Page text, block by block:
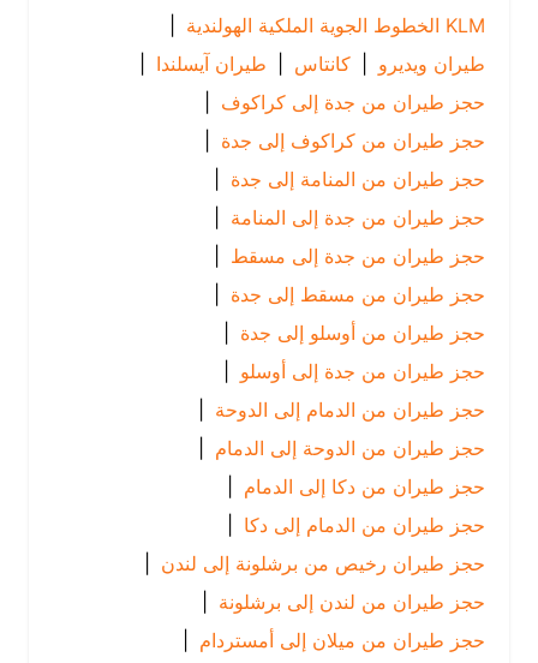
|
طيران ويديرو
| كانتاس | طيران آيسلندا |
حجز طيران من جدة إلى كراكوف |
حجز طيران من كراكوف إلى جدة
حجز طيران من المنامة إلى جدة
حجز طيران من جدة إلى المنامة |
حجز طيران من جدة إلى مسقط |
حجز طيران من مسقط إلى جدة
حجز طيران من أوسلو إلى جدة
حجز طيران من جدة إلى أوسلو
|
حجز طيران من الدمام إلى الدوحة |
حجز طيران من الدوحة إلى الدمام
|
حجز طيران من دكا إلى الدمام
|
حجز طيران من الدمام إلى دكا |
حجز طيران رخيص من برشلونة إلى لندن
|
حجز طيران من لندن إلى برشلونة
|
حجز طيران من ميلان إلى أمستردام |